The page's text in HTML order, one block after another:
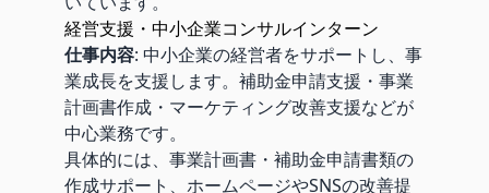
経営支援・中小企業コンサルインターン
仕事内容: 中小企業の経営者をサポートし、事
業成長を支援します。補助金申請支援・事業
計画書作成・マーケティング改善支援などが
中心業務です。
具体的には、事業計画書・補助金申請書類の
作成サポート、ホームページやSNSの改善提